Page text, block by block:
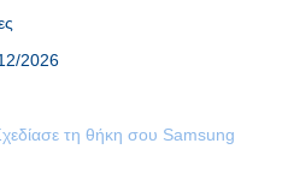
2026
τη θήκη σου Samsung